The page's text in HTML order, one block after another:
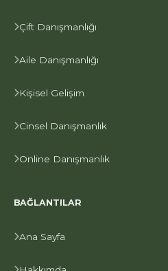
Çift Danışmanlığı
Aile Danışmanlığı
Kişisel Gelişim
Cinsel Danışmanlık
Online Danışmanlık
BAĞLANTILAR
Ana Sayfa